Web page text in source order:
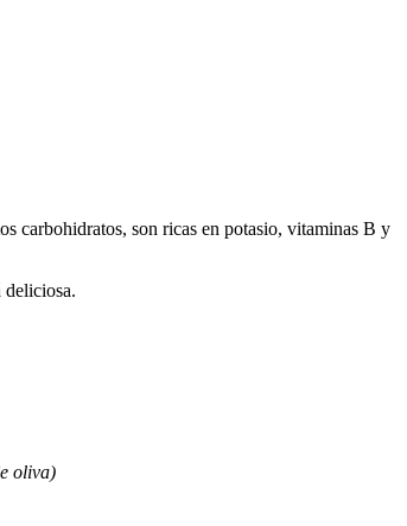
carbohidratos, son ricas en potasio, vitaminas B y
deliciosa.
oliva)